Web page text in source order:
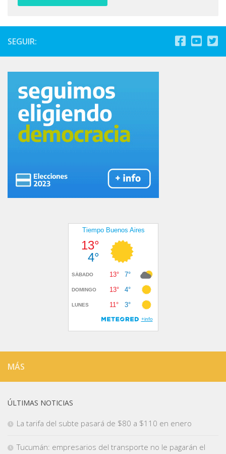
SEGUIR:
MÁS
ÚLTIMAS NOTICIAS
La tarifa del subte pasará de $80 a $110 en enero
Tucumán: empresarios del transporte no le pagarán el